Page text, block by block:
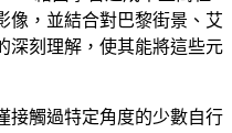
像，並結合對巴黎街景、艾
深刻理解，使其能將這些元
接觸過特定角度的少數自行